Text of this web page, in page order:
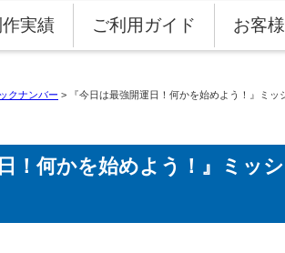
実績 ご利用ガイド お客
クナンバー > 『今日は最強開運日！何かを始めよう！』ミ
日！何かを始めよう！』ミ